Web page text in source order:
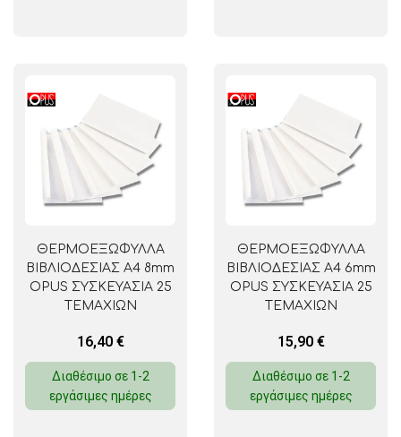
ΘΕΡΜΟΕΞΩΦΥΛΛΑ
ΒΙΒΛΙΟΔΕΣΙΑΣ A4 8mm
OPUS ΣΥΣΚΕΥΑΣΙΑ 25
ΤΕΜΑΧΙΩΝ
16,40 €
Διαθέσιμο σε 1-2
εργάσιμες ημέρες
ΘΕΡΜΟΕΞΩΦΥΛΛΑ
ΒΙΒΛΙΟΔΕΣΙΑΣ A4 6mm
OPUS ΣΥΣΚΕΥΑΣΙΑ 25
ΤΕΜΑΧΙΩΝ
15,90 €
Διαθέσιμο σε 1-2
εργάσιμες ημέρες